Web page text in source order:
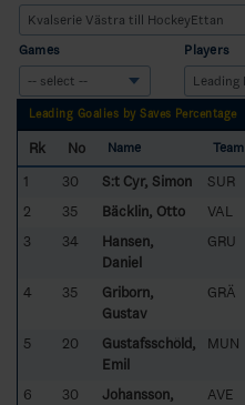
Games Players
Leading Goalies by Saves Percentage
Rk No Name Team
1
30 S:t Cyr, Simon SUR
2
35 Bäcklin, Otto VAL
3
34
Hansen,
Daniel
GRU
4 35
Griborn,
Gustav
GRÄ
5 20
Gustafsschöld,
Emil
MUN
6 30
Johansson,
AVE